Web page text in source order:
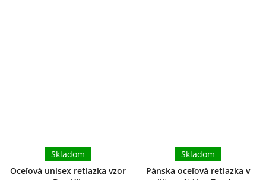
Oceľová unisex retiazka vzor
Skladom
Pánska oceľová retiazka v
Skladom